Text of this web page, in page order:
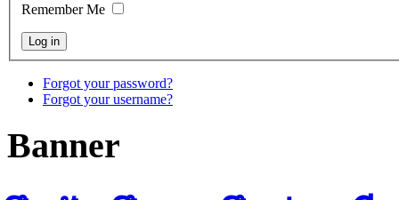
Remember Me
Forgot your password?
Forgot your username?
Banner